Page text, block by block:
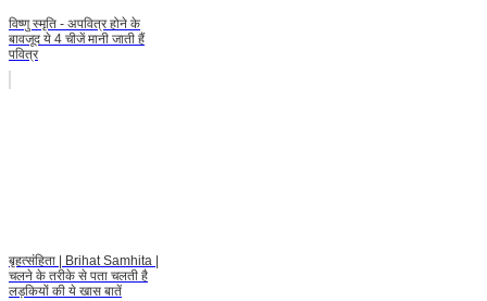
विष्णु स्मृति - अपवित्र होने के
बावजूद ये 4 चीजें मानी जाती हैं
पवित्र
बृहत्संहिता | Brihat Samhita |
चलने के तरीके से पता चलती है
लड़कियों की ये खास बातें